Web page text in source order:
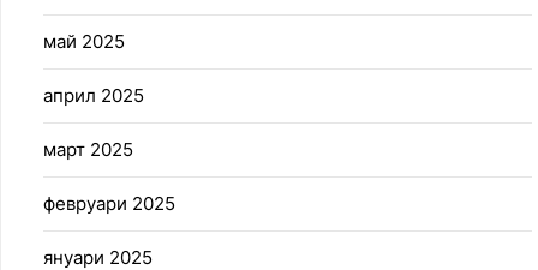
май 2025
април 2025
март 2025
февруари 2025
януари 2025